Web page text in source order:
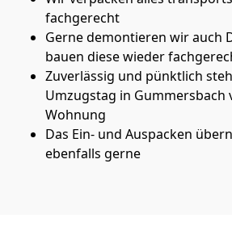
fachgerecht
Gerne demontieren wir auch
bauen diese wieder
Zuverlässig und pünktlich
Umzugstag in Gummersbach
Wohnung
Das Ein- und Auspacken
ebenfalls gerne